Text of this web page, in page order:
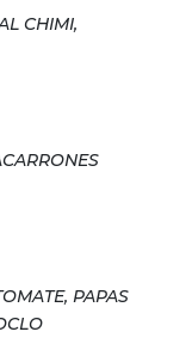
CHIMI,
PAPAS